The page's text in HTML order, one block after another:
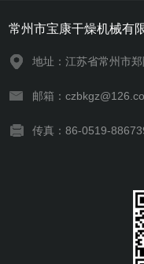
常州市宝康干燥机械有
地址：江苏省常州市
邮箱：
传真：86-0519-